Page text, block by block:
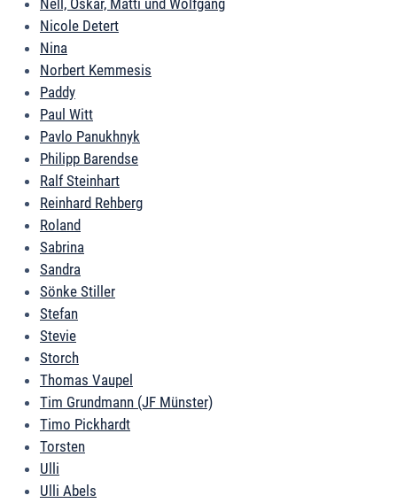
Nell, Oskar, Matti und Wolfgang
Nicole Detert
Nina
Norbert Kemmesis
Paddy
Paul Witt
Pavlo Panukhnyk
Philipp Barendse
Ralf Steinhart
Reinhard Rehberg
Roland
Sabrina
Sandra
Sönke Stiller
Stefan
Stevie
Storch
Thomas Vaupel
Tim Grundmann (JF Münster)
Timo Pickhardt
Torsten
Ulli
Ulli Abels